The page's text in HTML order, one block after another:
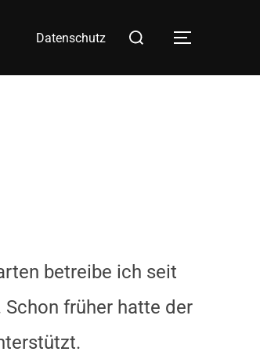
Datenschutz
Suchen
betreibe ich seit
früher hatte der